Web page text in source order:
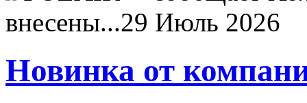
внесены...29 Июль 2026
Новинка от